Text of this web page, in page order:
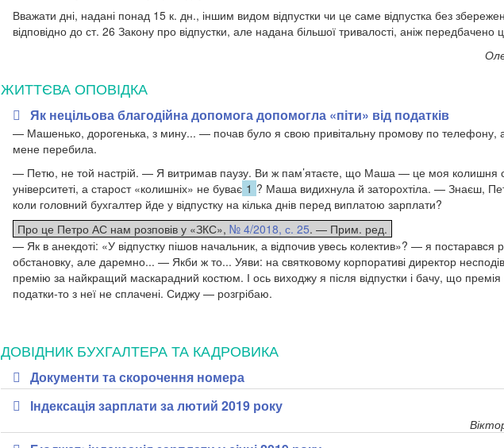
Вважати дні, надані понад 15 к. дн., іншим видом відпустки чи це саме відпустка без
відповідно до ст. 26 Закону про відпустки, але надана більшої тривалості, аніж
ЖИТТЄВА ОПОВІДКА
Як нецільова благодійна допомога допомогла «піти» від податків
— Машенько, дорогенька, з мину... — почав було я свою привітальну промову по телефону,
мене перебила.
— Петю, не той настрій. — Я витримав паузу. Ви ж пам’ятаєте, що Маша — це моя колишня
університеті, а старост «колишніх» не буває 1 ? Маша видихнула й заторохтіла. — Знаєш,
коли головний бухгалтер йде у відпустку на кілька днів перед виплатою зарплати?
Про це Петро АС нам розповів у «ЗКС», № 4/2018, с. 25. — Прим. ред.
— Як в анекдоті: «У відпустку пішов начальник, а відпочив увесь колектив»? — я постарався
обстановку, але даремно... — Якби ж то... Уяви: на святковому корпоративі директор
премію за найкращий маскарадний костюм. І ось виходжу я після відпустки і бачу, що
податки-то з неї не сплачені. Сиджу — розгрібаю.
ДОВІДНИК БУХГАЛТЕРА ТА КАДРОВИКА
Документи та скорочення номера
Індексація зарплати за лютий 2019 року